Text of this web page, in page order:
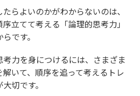
らよいのかがわからないのは、
立てて考える「論理的思考力」
です。
力を身につけるには、さまざま
いて、順序を追って考えるトレ
切です。